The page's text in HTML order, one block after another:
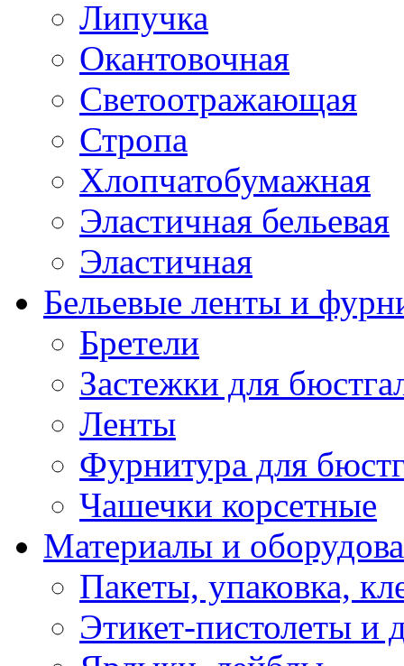
Липучка
Окантовочная
Светоотражающая
Стропа
Хлопчатобумажная
Эластичная бельевая
Эластичная
Бельевые ленты и
Бретели
Застежки для
Ленты
Фурнитура для
Чашечки корсетные
Материалы и
Пакеты, упаковка,
Этикет-пистолеты и